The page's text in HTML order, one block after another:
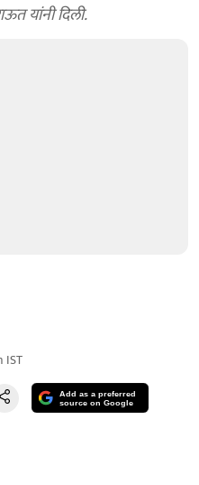
यांनी दिली.
IST
Add as a preferred
source on Google